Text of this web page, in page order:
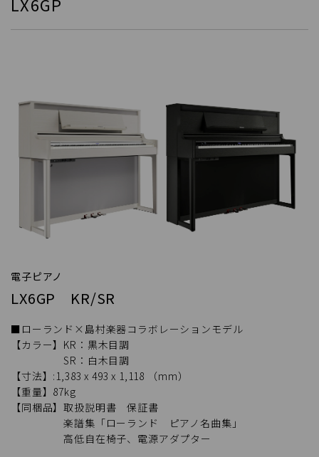
電子ピアノ
LX6GP KR/SR
■ローランド×島村楽器コラボレーションモデル
【カラー】KR：黒木目調
SR：白木目調
【寸法】:1,383 x 493 x 1,118 （mm）
【重量】87kg
【同梱品】取扱説明書 保証書
楽譜集「ローランド ピアノ名曲集」
高低自在椅子、電源アダプター